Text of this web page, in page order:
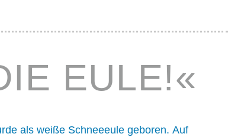
EULE!«
als weiße Schneeeule geboren. Auf